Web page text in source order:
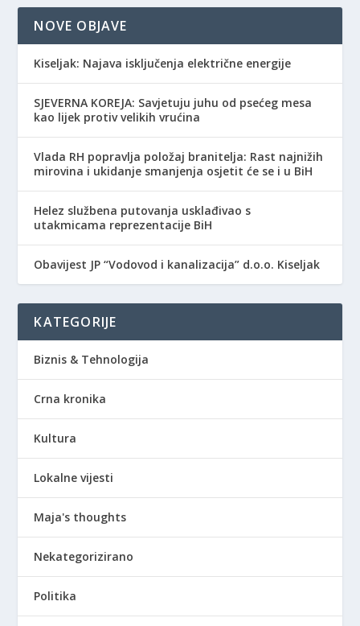
NOVE OBJAVE
Kiseljak: Najava isključenja električne energije
SJEVERNA KOREJA: Savjetuju juhu od psećeg mesa
kao lijek protiv velikih vrućina
Vlada RH popravlja položaj branitelja: Rast najnižih
mirovina i ukidanje smanjenja osjetit će se i u BiH
Helez službena putovanja usklađivao s
utakmicama reprezentacije BiH
Obavijest JP “Vodovod i kanalizacija” d.o.o. Kiseljak
KATEGORIJE
Biznis & Tehnologija
Crna kronika
Kultura
Lokalne vijesti
Maja's thoughts
Nekategorizirano
Politika